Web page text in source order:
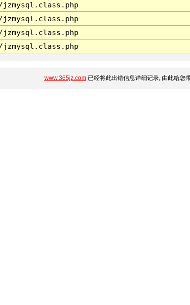
www.365jz.com已经将此出错信息详细记录, 由此给您